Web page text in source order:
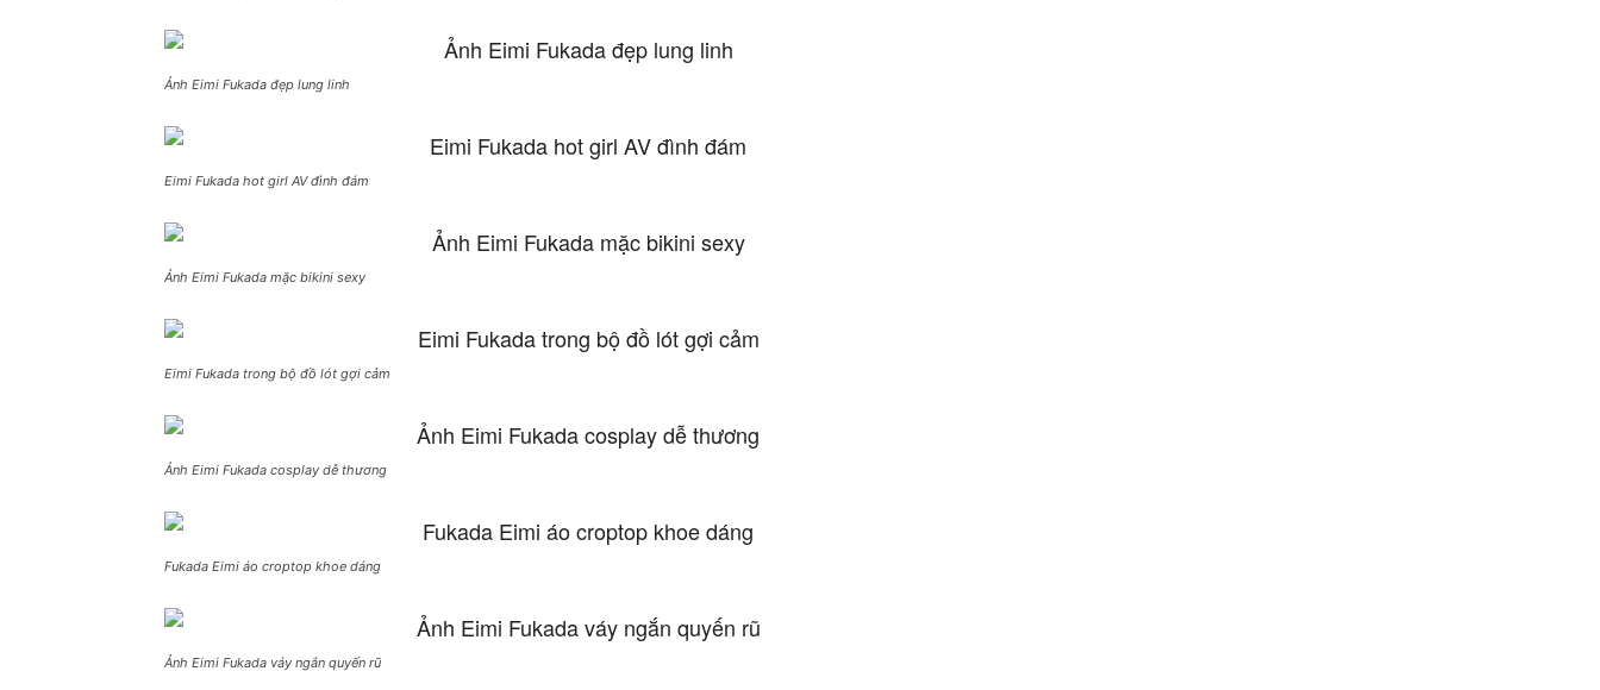
Ảnh Eimi Fukada đẹp lung linh
Eimi Fukada hot girl AV đình đám
Ảnh Eimi Fukada mặc bikini sexy
Eimi Fukada trong bộ đồ lót gợi cảm
Ảnh Eimi Fukada cosplay dễ thương
Fukada Eimi áo croptop khoe dáng
Ảnh Eimi Fukada váy ngắn quyến rũ